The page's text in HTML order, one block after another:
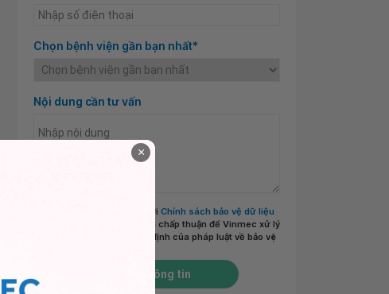
Chọn bệnh viện gần bạn nhất*
Nội dung cần tư vấn
Tôi đã đọc và đồng ý với Chính sách bảo vệ dữ liệu
và chấp thuận để Vinmec xử lý
DLCN của tôi theo quy định của pháp luật về bảo vệ
Gửi thông tin
×